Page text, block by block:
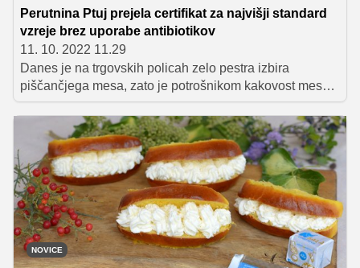
Perutnina Ptuj prejela certifikat za najvišji standard
vzreje brez uporabe antibiotikov
11. 10. 2022 11.29
Danes je na trgovskih policah zelo pestra izbira
piščančjega mesa, zato je potrošnikom kakovost mesa
vse pomembnejša. V zadnjih letih je vzreja brez
uporabe antibiotikov pomemben vidik kakovosti mesa,
žal pa to med proizvajalci ni pogosta praksa. Perutnina
Ptuj je ena redkih, ki je zaradi svoje visokokakovostne
proizvodnje prejela certifikat vzrejeno brez uporabe
antibiotikov, ki določa najvišje možne standarde pri sami
vzreji.
NOVICE